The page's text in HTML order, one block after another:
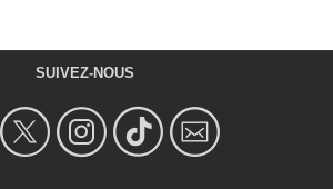
SUIVEZ-NOUS